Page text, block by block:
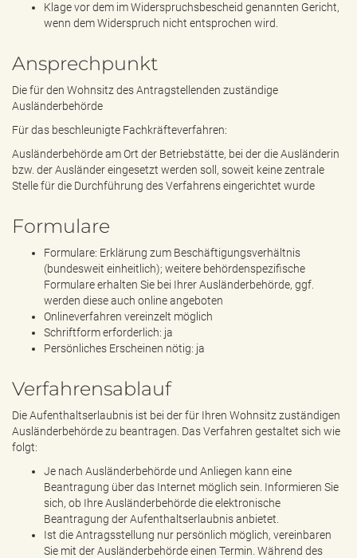
Klage vor dem im Widerspruchsbescheid genannten Gericht,
wenn dem Widerspruch nicht entsprochen wird.
Ansprechpunkt
Die für den Wohnsitz des Antragstellenden zuständige
Ausländerbehörde
Für das beschleunigte Fachkräfteverfahren:
Ausländerbehörde am Ort der Betriebstätte, bei der die Ausländerin
bzw. der Ausländer eingesetzt werden soll, soweit keine zentrale
Stelle für die Durchführung des Verfahrens eingerichtet wurde
Formulare
Formulare: Erklärung zum Beschäftigungsverhältnis
(bundesweit einheitlich); weitere behördenspezifische
Formulare erhalten Sie bei Ihrer Ausländerbehörde, ggf.
werden diese auch online angeboten
Onlineverfahren vereinzelt möglich
Schriftform erforderlich: ja
Persönliches Erscheinen nötig: ja
Verfahrensablauf
Die Aufenthaltserlaubnis ist bei der für Ihren Wohnsitz zuständigen
Ausländerbehörde zu beantragen. Das Verfahren gestaltet sich wie
folgt:
Je nach Ausländerbehörde und Anliegen kann eine
Beantragung über das Internet möglich sein. Informieren Sie
sich, ob Ihre Ausländerbehörde die elektronische
Beantragung der Aufenthaltserlaubnis anbietet.
Ist die Antragsstellung nur persönlich möglich, vereinbaren
Sie mit der Ausländerbehörde einen Termin. Während des